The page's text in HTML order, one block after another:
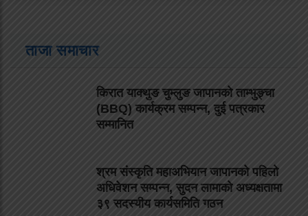
ताजा समाचार
किरात याक्थुङ चुम्लुङ जापानको ताम्भुङ्चा
(BBQ) कार्यक्रम सम्पन्न, दुई पत्रकार
सम्मानित
श्रम संस्कृति महाअभियान जापानको पहिलो
अधिवेशन सम्पन्न, सुदन लामाको अध्यक्षतामा
३९ सदस्यीय कार्यसमिति गठन